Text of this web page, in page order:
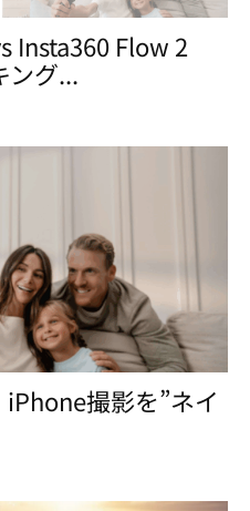
Insta360 Flow 2
ング...
撮影を”ネイ